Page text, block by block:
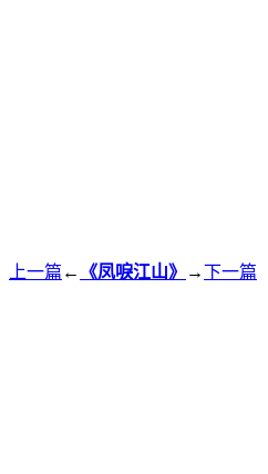
上一篇 ← 《凤唳江山》 →下一篇